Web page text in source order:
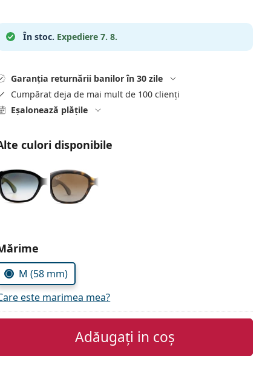
În stoc. Expediere 7. 8.
Garanția returnării banilor în 30 zile
Cumpărat deja de mai mult de 100 clienți
Eșalonează plățile
culori disponibile
parametrii
M (58 mm)
este marimea mea?
Adăugați in coș